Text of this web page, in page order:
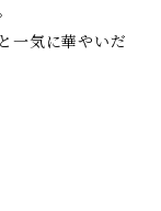
一気に華やいだ